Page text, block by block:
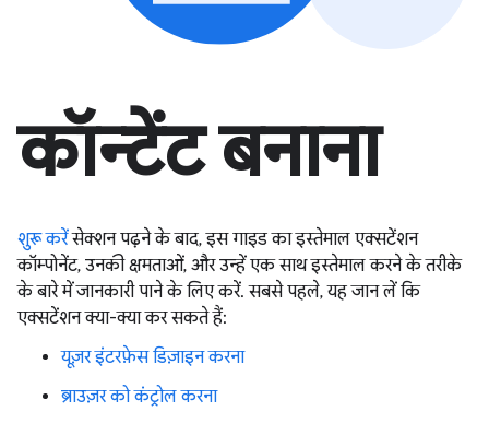
कॉन्टेंट बनाना
शुरू करेंसेक्शन पढ़ने के बाद, इस गाइड का इस्तेमाल एक्सटेंशन
कॉम्पोनेंट, उनकी क्षमताओं, और उन्हें एक साथ इस्तेमाल करने के तरीके
के बारे में जानकारी पाने के लिए करें. सबसे पहले, यह जान लें कि
एक्सटेंशन क्या-क्या कर सकते हैं:
यूज़र इंटरफ़ेस डिज़ाइन करना
ब्राउज़र को कंट्रोल करना